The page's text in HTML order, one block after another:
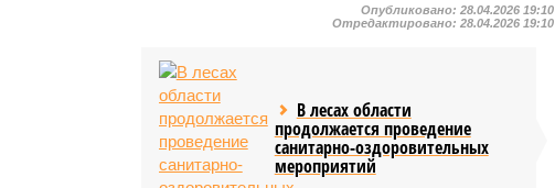
Опубликовано:28.04.2026 19:10
Отредактировано:28.04.2026 19:10
В лесах области
продолжается проведение
санитарно-оздоровительных
мероприятий